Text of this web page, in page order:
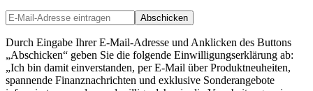
Abschicken
Durch Eingabe Ihrer E-Mail-Adresse und Anklicken des Buttons
„Abschicken“ geben Sie die folgende Einwilligungserklärung ab:
„Ich bin damit einverstanden, per E-Mail über Produktneuheiten,
spannende Finanznachrichten und exklusive Sonderangebote